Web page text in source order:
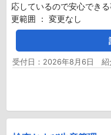
応しているので安心でき
更範囲 ： 変更なし
受付日：2026年8月6日 紹